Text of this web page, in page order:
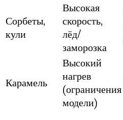
Сорбеты,
кули
Высокая
скорость,
лёд/
заморозка
Карамель
Высокий
нагрев
(ограничения
модели)